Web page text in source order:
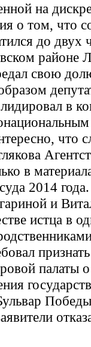
на
о том, что
до двух
районе
свою
в
что
в
2014
и
истца в
палаты о